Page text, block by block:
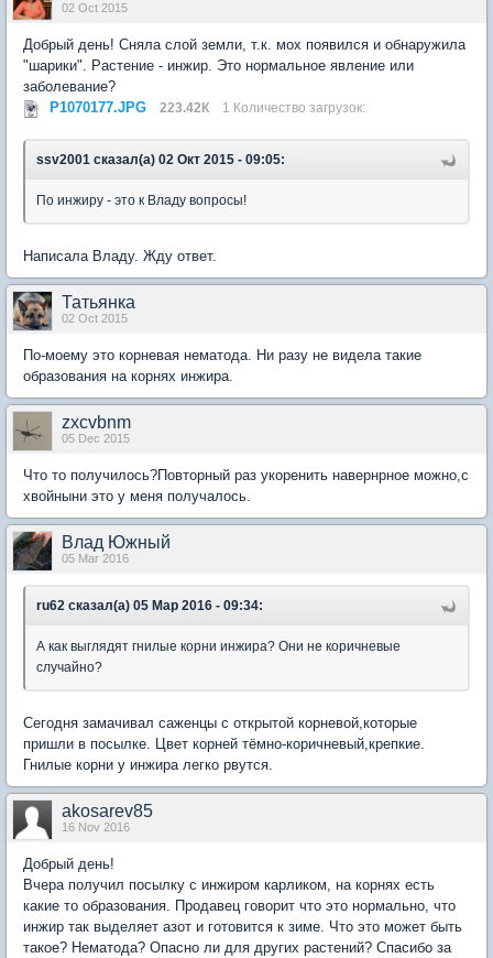
02 Oct 2015
Добрый день! Сняла слой земли, т.к. мох появился и обнаружила
"шарики". Растение - инжир. Это нормальное явление или
заболевание?
P1070177.JPG
223.42К 1 Количество загрузок:
ssv2001 сказал(а) 02 Окт 2015 - 09:05:
По инжиру - это к Владу вопросы!
Написала Владу. Жду ответ.
Татьянка
02 Oct 2015
По-моему это корневая нематода. Ни разу не видела такие
образования на корнях инжира.
zxcvbnm
05 Dec 2015
Что то получилось?Повторный раз укоренить навернрное можно,с
хвойныни это у меня получалось.
Влад Южный
05 Mar 2016
ru62 сказал(а) 05 Мар 2016 - 09:34:
А как выглядят гнилые корни инжира? Они не коричневые
случайно?
Сегодня замачивал саженцы с открытой корневой,которые
пришли в посылке. Цвет корней тёмно-коричневый,крепкие.
Гнилые корни у инжира легко рвутся.
akosarev85
16 Nov 2016
Добрый день!
Вчера получил посылку с инжиром карликом, на корнях есть
какие то образования. Продавец говорит что это нормально, что
инжир так выделяет азот и готовится к зиме. Что это может быть
такое? Нематода? Опасно ли для других растений? Спасибо за